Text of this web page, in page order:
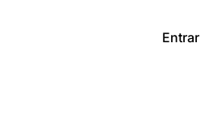
Entrar